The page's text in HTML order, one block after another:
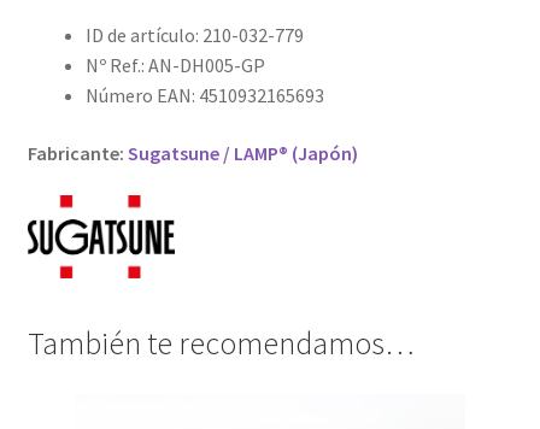
ID de artículo: 210-032-779
Nº Ref.: AN-DH005-GP
Número EAN: 4510932165693
Fabricante: Sugatsune / LAMP® (Japón)
También te recomendamos…